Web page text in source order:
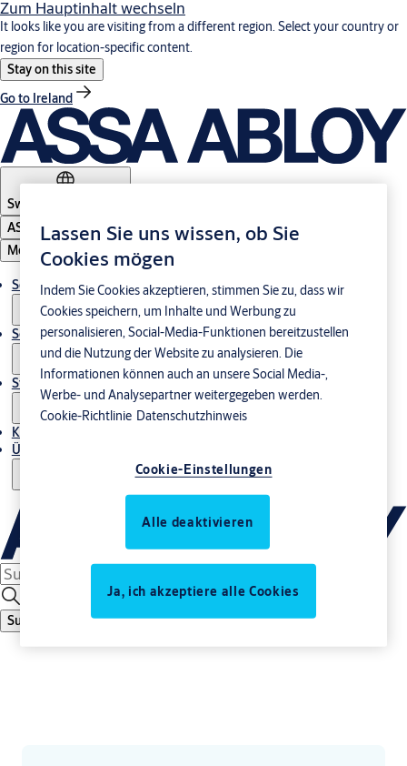
Zum Hauptinhalt wechseln
It looks like you are visiting from a different region. Select your country or
region for location-specific content.
Stay on this site
Go to Ireland
Switzerland
ASSA ABLOY Group
Menu
Solutions
Service
Stories
Kontakt
Über uns
Suche
Lassen Sie uns wissen, ob Sie
Cookies mögen
Indem Sie Cookies akzeptieren, stimmen Sie zu, dass wir
Cookies speichern, um Inhalte und Werbung zu
personalisieren, Social-Media-Funktionen bereitzustellen
und die Nutzung der Website zu analysieren. Die
Informationen können auch an unsere Social Media-,
Werbe- und Analysepartner weitergegeben werden.
Cookie-Richtlinie Datenschutzhinweis
Cookie-Einstellungen
Alle deaktivieren
Ja, ich akzeptiere alle Cookies